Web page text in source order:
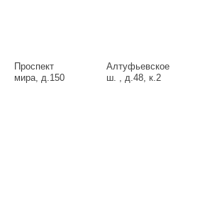
Проспект
мира, д.150
Алтуфьевское
ш. , д.48, к.2